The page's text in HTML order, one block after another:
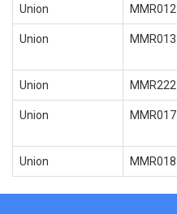
Union MMR012
Union MMR013
Union MMR222
Union MMR017
Union MMR018